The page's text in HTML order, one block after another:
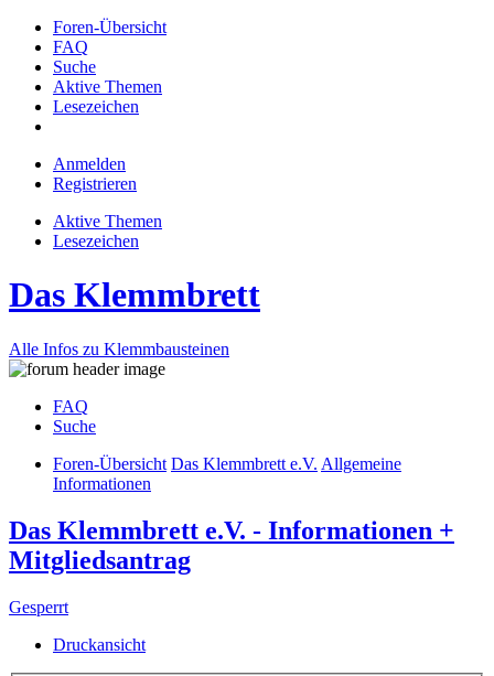
Foren-Übersicht
FAQ
Suche
Aktive Themen
Lesezeichen
Anmelden
Registrieren
Aktive Themen
Lesezeichen
Das Klemmbrett
Alle Infos zu Klemmbausteinen
FAQ
Suche
Foren-Übersicht Das Klemmbrett e.V. Allgemeine
Informationen
Das Klemmbrett e.V. - Informationen +
Mitgliedsantrag
Gesperrt
Druckansicht